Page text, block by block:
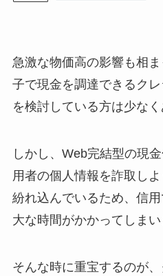
急激な物価高の影響も相
子で現金を調達できるク
を検討している方は少なく
しかし、Web完結型の現
用者の個人情報を詐取し
紛れ込んでいるため、信
大な時間がかかってしまい
そんな時に重宝するのが